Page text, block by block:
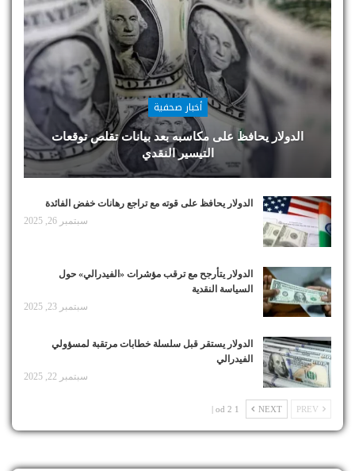
أخبار صحفية
الدولار يحافظ على مكاسبه بعد بيانات تقلص توقعات
التيسير النقدي
الدولار يحافظ على قوته مع تراجع رهانات خفض الفائدة
سبتمبر 26, 2025
الدولار يتأرجح مع ترقب مؤشرات «الفيدرالي» حول
السياسة النقدية
سبتمبر 23, 2025
الدولار يستقر قبل سلسلة خطابات مرتقبة لمسؤولي
الفيدرالي
سبتمبر 22, 2025
NEXT
1 od 2 |